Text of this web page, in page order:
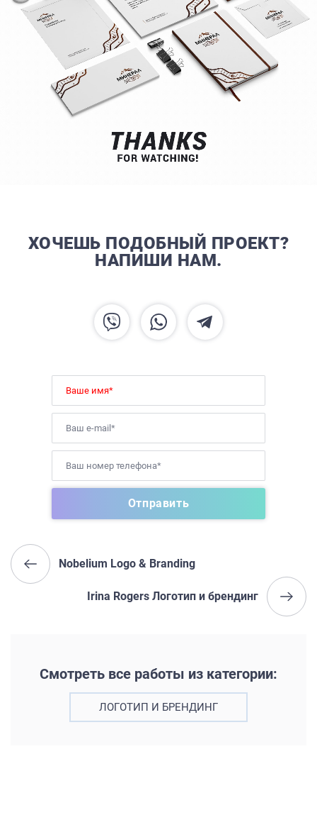
ХОЧЕШЬ ПОДОБНЫЙ ПРОЕКТ?
НАПИШИ НАМ.
Nobelium Logo & Branding
Irina Rogers Логотип и брендинг
Смотреть все работы из категории:
ЛОГОТИП И БРЕНДИНГ